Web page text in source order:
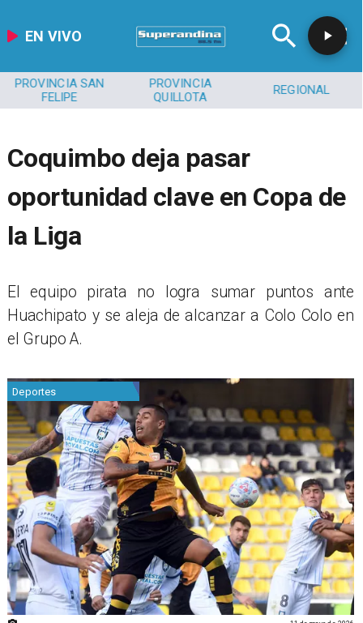
EN VIVO
PROVINCIA SAN
FELIPE
PROVINCIA
QUILLOTA
REGIONAL
Coquimbo deja pasar
oportunidad clave en Copa de
la Liga
El equipo pirata no logra sumar puntos ante
Huachipato y se aleja de alcanzar a Colo Colo en
el Grupo A.
Deportes